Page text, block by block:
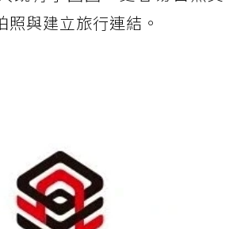
照與建立旅行連結。